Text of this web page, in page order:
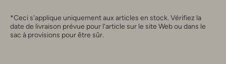
*Ceci s'applique uniquement aux articles en stock. Vérifiez la
date de livraison prévue pour l'article sur le site Web ou dans le
sac à provisions pour être sûr.